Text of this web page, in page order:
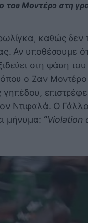
του Μοντέρο στη
καθώς δεν
Αν υποθέσουμε
στη φάση
ο Ζαν Μοντέρο
Ντιφαλά. Ο
μήνυμα: “Violation